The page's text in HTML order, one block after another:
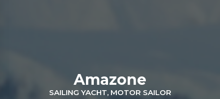
Amazone
SAILING YACHT, MOTOR SAILOR